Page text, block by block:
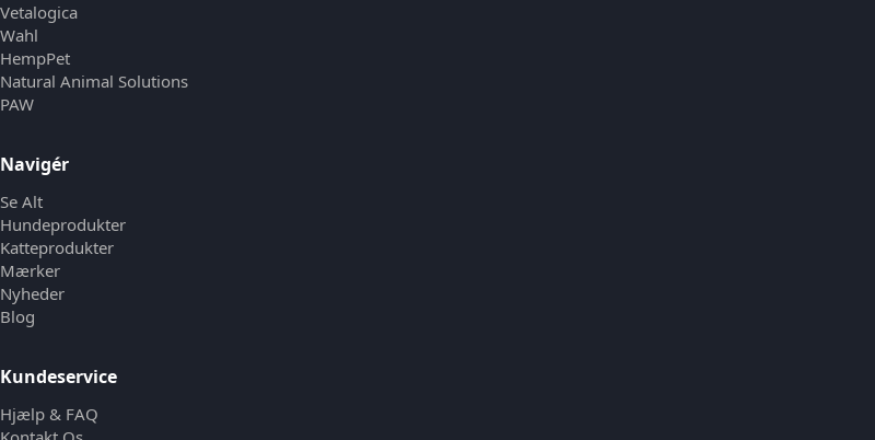
Vetalogica
Wahl
HempPet
Natural Animal Solutions
PAW
Navigér
Se Alt
Hundeprodukter
Katteprodukter
Mærker
Nyheder
Blog
Kundeservice
Hjælp & FAQ